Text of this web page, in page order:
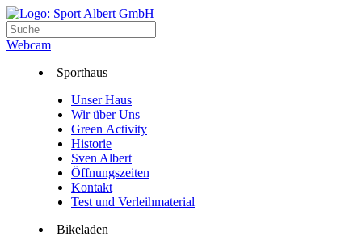
Webcam
Sporthaus
Unser Haus
Wir über Uns
Green Activity
Historie
Sven Albert
Öffnungszeiten
Kontakt
Test und Verleihmaterial
Bikeladen